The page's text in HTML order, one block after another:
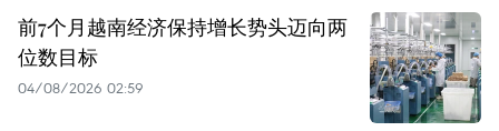
前7个月越南经济保持增长势头迈向两
位数目标
04/08/2026 02:59